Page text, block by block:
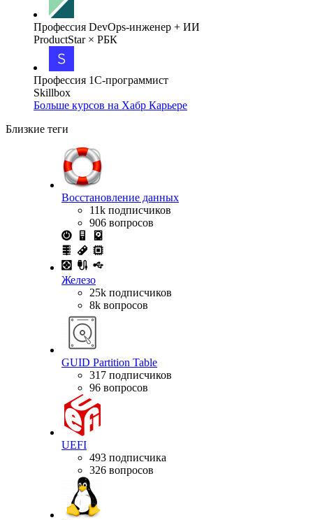
Профессия DevOps-инженер + ИИ
ProductStar × РБК
Профессия 1С-программист
Skillbox
Больше курсов на Хабр Карьере
Близкие теги
Восстановление данных
11k подписчиков
906 вопросов
Железо
25k подписчиков
8k вопросов
GUID Partition Table
317 подписчиков
96 вопросов
UEFI
493 подписчика
326 вопросов